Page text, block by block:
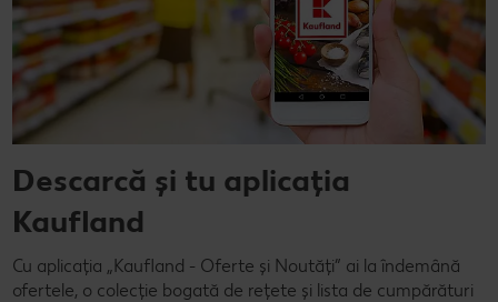
Descarcă și tu aplicația
Kaufland
Cu aplicația „Kaufland - Oferte și Noutăți” ai la îndemână
ofertele, o colecție bogată de rețete și lista de cumpărături